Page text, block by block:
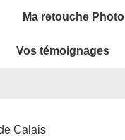
Ma retouche Photo
Vos témoignages
Calais